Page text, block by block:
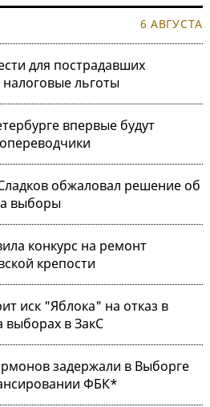
6 АВГУСТА
для пострадавших
льготы
впервые будут
обжаловал решение об
выборы
конкурс на ремонт
крепости
иск "Яблока" на отказ в
выборах в ЗакС
задержали в Выборге
ФБК*